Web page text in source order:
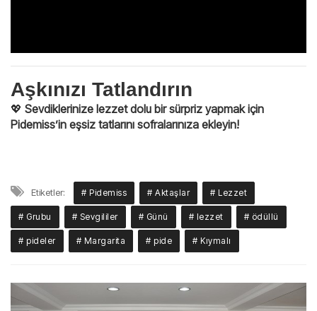
Aşkınızı Tatlandırın
💖 Sevdiklerinize lezzet dolu bir sürpriz yapmak için
Pidemiss’in eşsiz tatlarını sofralarınıza ekleyin!
Etiketler: # Pidemiss # Aktaşlar # Lezzet
# Grubu # Sevgililer # Günü # lezzet # ödüllü
# pideler # Margarita # pide # Kıymalı